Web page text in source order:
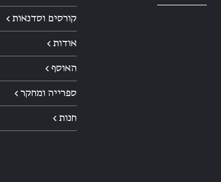
קורסים וסדנאות ←
אודות ←
האוסף ←
ספרייה ומחקר ←
חנות ←